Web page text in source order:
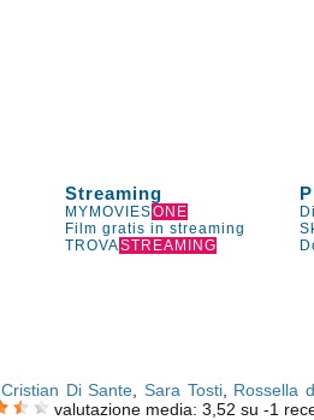
Streaming
MYMOVIESONE
Film gratis in streaming
TROVASTREAMING
Cristian Di Sante Sara Tosti, Rossella
valutazione media: 3,52 su -1